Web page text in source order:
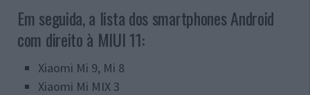
Em seguida, a lista dos smartphones Android
com direito à MIUI 11:
Xiaomi Mi 9, Mi 8
Xiaomi Mi MIX 3